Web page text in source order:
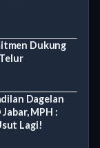
Dukung
Dagelan
MPH :
Lagi!